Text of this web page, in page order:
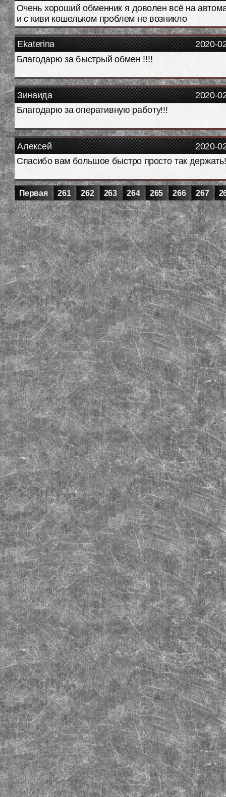
Очень хороший обменник я доволен всё на
и с киви кошельком проблем не возникло
2020-
Ekaterina
Благодарю за быстрый обмен !!!!
2020-
Зинаида
Благодарю за оперативную работу!!!
2020-
Алексей
Спасибо вам большое быстро просто так
Первая 261 262 263 264 265 266 267